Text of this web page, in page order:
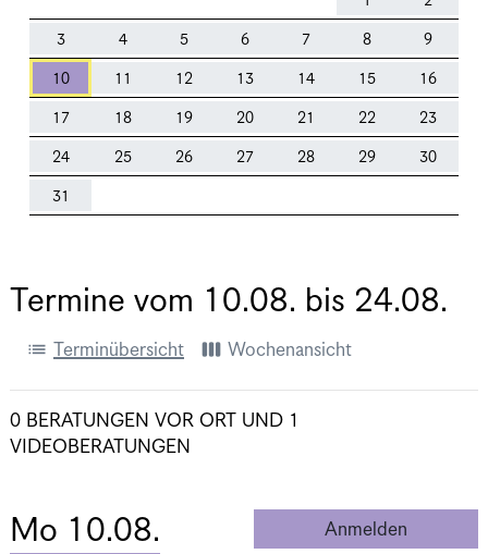
3 4 5 6 7 8 9
10 11 12 13 14 15 16
17 18 19 20 21 22 23
24 25 26 27 28 29 30
31
Termine vom 10.08. bis 24.08.
list Terminübersicht view_week Wochenansicht
0 BERATUNGEN VOR ORT UND 1
VIDEOBERATUNGEN
Mo 10.08. Anmelden